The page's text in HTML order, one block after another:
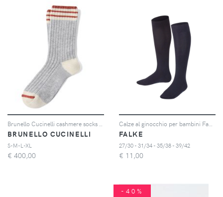
BRUNELLO CUCINELLI
S-M-L-XL
€ 400,00
FALKE
27/30 - 31/34 - 35/38 - 39/42
€ 11,00
-40%